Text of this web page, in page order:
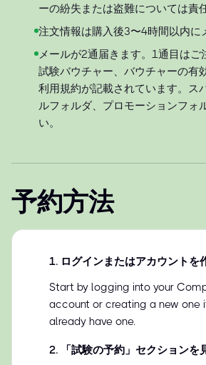
ーの紛失または盗難については責
注文情報は購入後3〜4時間以内に
メールが2通届きます。1通目はご
試験バウチャー、バウチャーの有
利用規約が記載されています。ス
ルフォルダ、プロモーションフォ
い。
予約方法
1. ログインまたはアカウントを
Start by logging into your
account or creating a new one
already have one.
2.
「試験の予約」セクションを